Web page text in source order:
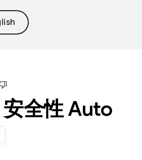
全性 Auto